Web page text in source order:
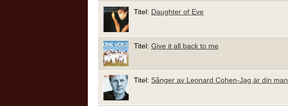
Titel: Daughter of Eve
Titel: Give it all back to me
Titel: Sånger av Leonard Cohen-Jag är din man